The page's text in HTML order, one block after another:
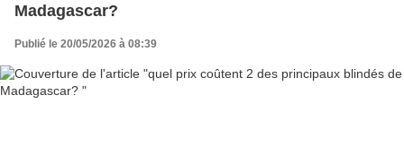
Madagascar?
Publié le 20/05/2026 à 08:39